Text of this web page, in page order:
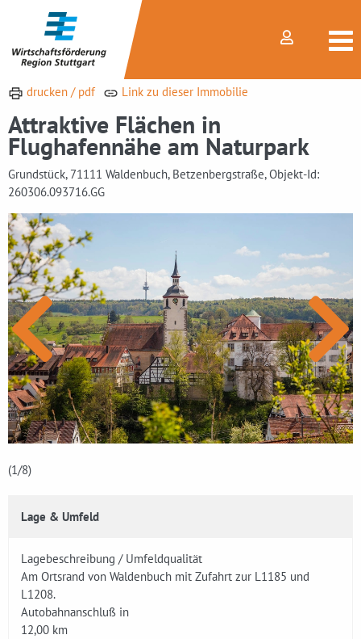
drucken / pdf Link zu dieser Immobilie
Attraktive Flächen in
Flughafennähe am Naturpark
Grundstück, 71111 Waldenbuch, Betzenbergstraße, Objekt-Id:
260306.093716.GG
(1/8)
Lage & Umfeld
Lagebeschreibung / Umfeldqualität
Am Ortsrand von Waldenbuch mit Zufahrt zur L1185 und
L1208.
Autobahnanschluß in
12,00 km